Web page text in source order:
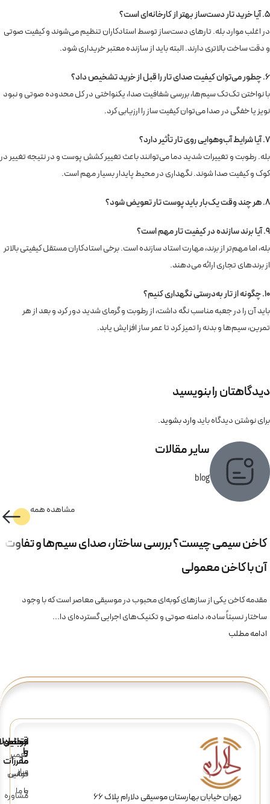
5. آیا خرید تار دست‌ساز بهتر از کارخانه‌ای است؟
در اغلب موارد بله. تارهای دست‌ساز توسط استادکاران تنظیم می‌شوند و کیفیت صوتی
و دقت ساخت بالاتری دارند. البته باید از سازنده معتبر خریداری شود.
6. چطور می‌توان کیفیت صدای تار را قبل از خرید تشخیص داد؟
با نواختن تک‌تک سیم‌ها، بررسی شفافیت صدا، یکنواختی در کل محدوده صوتی و نبود
نویز یا خفگی در صدا می‌توان کیفیت ساز را ارزیابی کرد.
7. آیا شرایط آب‌وهوایی روی تار تأثیر دارد؟
بله. رطوبت و تغییرات شدید دما می‌توانند باعث تغییر کشش پوست و در نتیجه تغییر در
کوک و کیفیت صدا شوند. نگهداری در محیط پایدار بسیار مهم است.
8. هر چند وقت یک‌بار باید پوست تار تعویض شود؟
9. آیا برند سازنده در کیفیت تار مهم است؟
بله، اما مهم‌تر از برند، مهارت استاد سازنده است. برخی استادکاران مستقل کیفیتی بالاتر
از برندهای تجاری ارائه می‌دهند.
10. چگونه از تار به‌درستی نگهداری کنیم؟
باید آن را در جعبه مناسب نگه داشت، از رطوبت و گرمای شدید دور کرد و بعد از هر
تمرین، سیم‌ها و بدنه را تمیز کرد تا عمر ساز افزایش یابد.
دیدگاهتان را بنویسید
برای نوشتن دیدگاه بایدوارد بشوید.
سایر مقالات
blog
مشاهده همه
کاخن سیمی چیست؟ بررسی ساختار، صدای سیم‌ها و تفاوت
آن با کاخن معمولی
مقدمه کاخن یکی از سازهای کوبه‌ای محبوب در موسیقی معاصر است که با وجود
ساختار نسبتاً ساده، دامنه صوتی و تکنیک‌های اجرایی گسترده‌ای دا...
ادامه مطلب
تهران خیابان بهارستان موسیقی دلارام پلاک 66
تعمیر
ساز
مشاوره
قوانین
و
مقررات
قوانین
و
ارتباط
با
ما
تماس
با ما